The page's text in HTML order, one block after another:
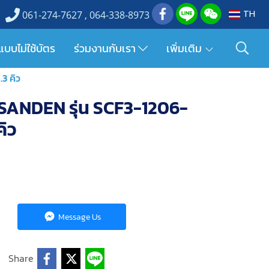
061-274-7627 , 064-338-8973 TH
บไม่ใช้บัตร ร่วมงานกับเรา เพิ่มเติม
คิว
รุ่น SCF3-1206-
ว
Message Us
Share